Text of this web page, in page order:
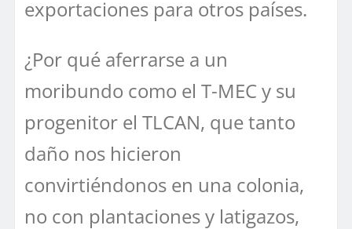
exportaciones para otros países.
¿Por qué aferrarse a un
moribundo como el T-MEC y su
progenitor el TLCAN, que tanto
daño nos hicieron
convirtiéndonos en una colonia,
no con plantaciones y latigazos,